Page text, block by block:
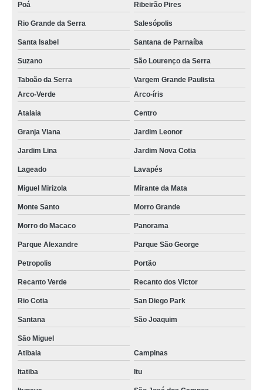
Poá Ribeirão Pires
Rio Grande da Serra Salesópolis
Santa Isabel Santana de Parnaíba
Suzano São Lourenço da Serra
Taboão da Serra
Vargem Grande Paulista
Arco-Verde
Arco-íris
Atalaia Centro
Granja Viana Jardim Leonor
Jardim Lina Jardim Nova Cotia
Lageado Lavapés
Miguel Mirizola Mirante da Mata
Monte Santo Morro Grande
Morro do Macaco Panorama
Parque Alexandre Parque São George
Petropolis Portão
Recanto Verde Recanto dos Victor
Rio Cotia San Diego Park
Santana São Joaquim
São Miguel
Atibaia
Campinas
Itatiba Itu